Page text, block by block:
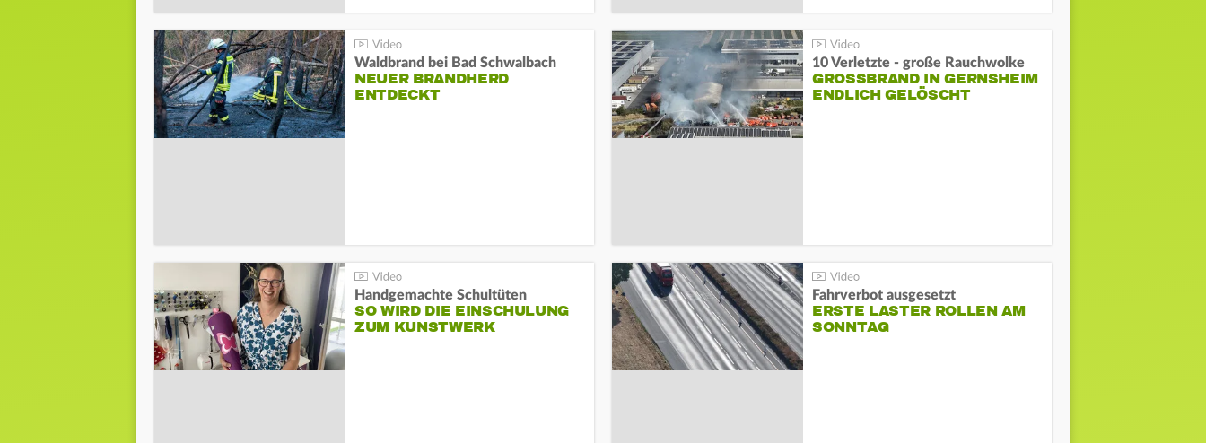
Waldbrand bei Bad Schwalbach
NEUER BRANDHERD
ENTDECKT
10 Verletzte - große Rauchwolke
GROSSBRAND IN GERNSHEIM E
NDLICH GELÖSCHT
Handgemachte Schultüten
SO WIRD DIE EINSCHULUNG
ZUM KUNSTWERK
Fahrverbot ausgesetzt
ERSTE LASTER ROLLEN AM
SONNTAG